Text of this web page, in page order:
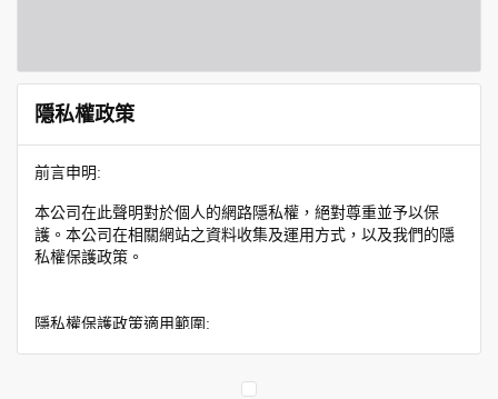
隱私權政策
前言申明:
本公司在此聲明對於個人的網路隱私權，絕對尊重並予以保
護。本公司在相關網站之資料收集及運用方式，以及我們的隱
私權保護政策。
隱私權保護政策適用範圍:
務時收集到的身份識別資料，也包括本公司如何處理在商業合